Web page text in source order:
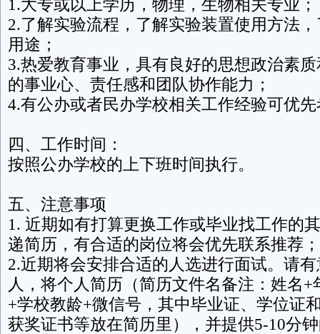
1.大专或以上学历，物理，生物相关专业；
2.了解实验流程，了解实验装置使用方法
用途；
3.热爱教育事业，具有良好的思想政治素
的事业心、责任感和团队协作能力；
4.有公办或者民办学校相关工作经验可优
四、工作时间：
按照公办学校的上下班时间执行。
五、注意事项
1. 近期如有打算更换工作或毕业找工作的
递简历，有合适的岗位将会优先联系推荐；
2.近期将会安排合适的人选进行面试。请
人，将个人简历（简历文件名备注：姓名
+学校教龄+微信号，其中毕业证、学位证
获奖证书等放在简历里），并提供5-10分